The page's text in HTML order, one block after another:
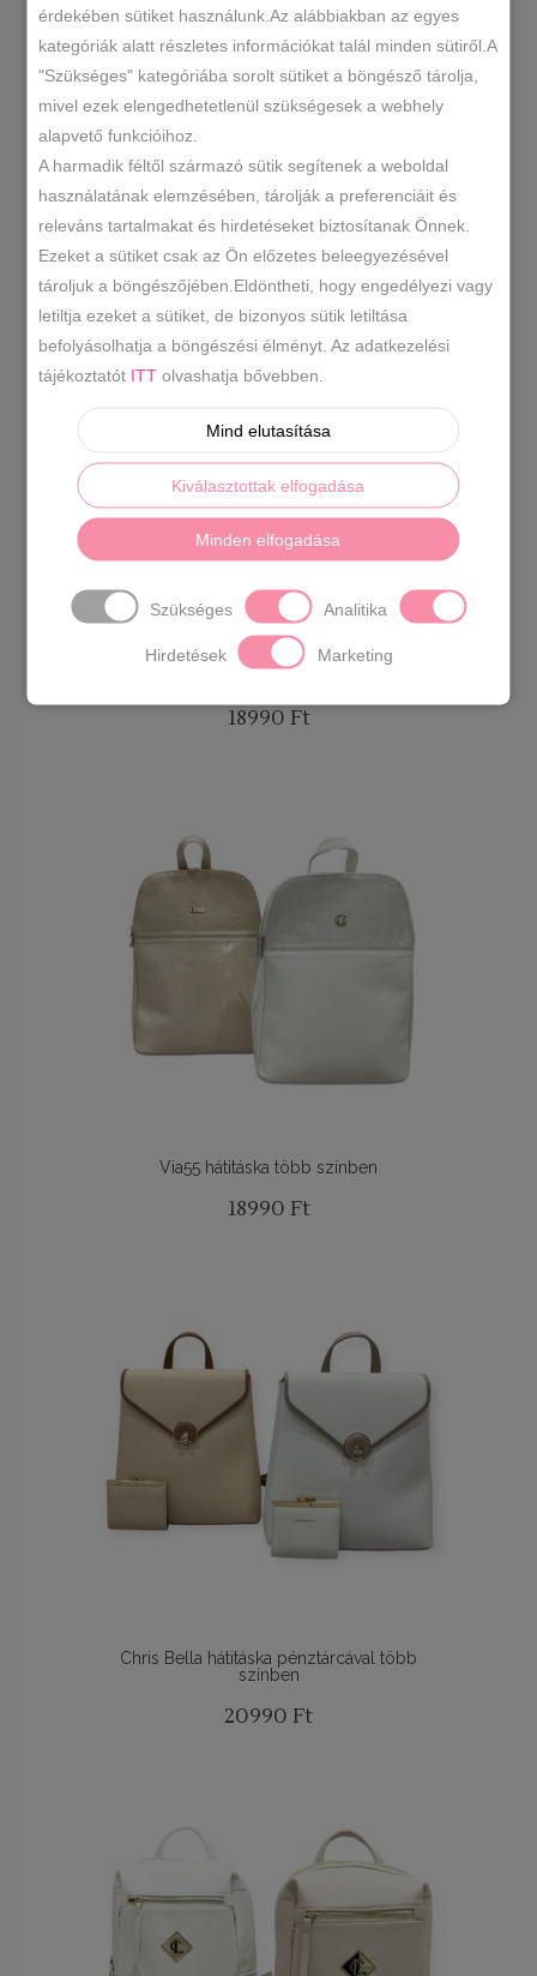
15990FtOriginal
price
was:
15990 Ft.
11990FtCurrent
price
is:
11990 Ft.
18990 Ft
Via55 hátitáska több színben
18990 Ft
Chris Bella hátitáska pénztárcával több
színben
20990 Ft
érdekében sütiket használunk.Az alábbiakban az egyes
kategóriák alatt részletes információkat talál minden sütiről.A
"Szükséges" kategóriába sorolt sütiket a böngésző tárolja,
mivel ezek elengedhetetlenül szükségesek a webhely
alapvető funkcióihoz.
A harmadik féltől származó sütik segítenek a weboldal
használatának elemzésében, tárolják a preferenciáit és
releváns tartalmakat és hirdetéseket biztosítanak Önnek.
Ezeket a sütiket csak az Ön előzetes beleegyezésével
tároljuk a böngészőjében.Eldöntheti, hogy engedélyezi vagy
letiltja ezeket a sütiket, de bizonyos sütik letiltása
befolyásolhatja a böngészési élményt. Az adatkezelési
tájékoztatót ITT olvashatja bővebben.
Mind elutasítása
Kiválasztottak elfogadása
Minden elfogadása
Szükséges Analitika
Hirdetések Marketing